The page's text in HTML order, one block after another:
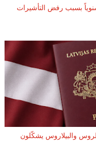
من 560 ألف يورو سنوياً بسبب رفض التأشيرات
بالتجنّس.. الروس والبيلاروس يشكّلون